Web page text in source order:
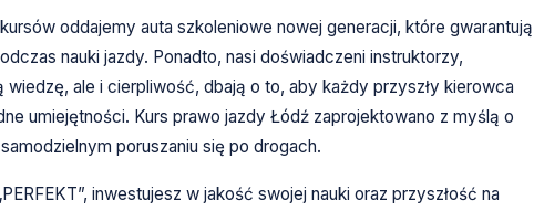
oddajemy auta szkoleniowe nowej generacji, które gwarantują
nauki jazdy. Ponadto, nasi doświadczeni instruktorzy,
ale i cierpliwość, dbają o to, aby każdy przyszły kierowca
umiejętności. Kurs prawo jazdy Łódź zaprojektowano z myślą o
poruszaniu się po drogach.
inwestujesz w jakość swojej nauki oraz przyszłość na